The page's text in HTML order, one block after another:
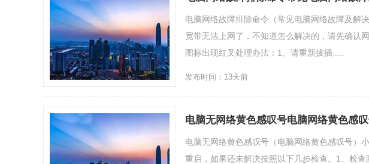
电脑网络故障排除命令（常见电脑网络故障及解
宽带无法上网了，不知道怎么解决的，请先确认
图标出现红叉处理办法：1、请重新拔插.....
发布时间：13天前
电脑无网络黄色感叹号电脑网络黄色感
电脑无网络黄色感叹号（电脑网络黄色感叹号）
重启，如果还未解决按照以下几步检查。1、检